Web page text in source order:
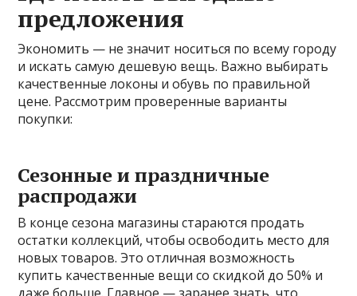
предложения
Экономить — не значит носиться по всему городу
и искать самую дешевую вещь. Важно выбирать
качественные локоны и обувь по правильной
цене. Рассмотрим проверенные варианты
покупки:
Сезонные и праздничные
распродажи
В конце сезона магазины стараются продать
остатки коллекций, чтобы освободить место для
новых товаров. Это отличная возможность
купить качественные вещи со скидкой до 50% и